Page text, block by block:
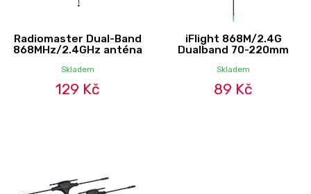
Radiomaster Dual-Band
868MHz/2.4GHz anténa
Skladem
129 Kč
iFlight 868M/2.4G
Dualband 70-220mm
Skladem
89 Kč